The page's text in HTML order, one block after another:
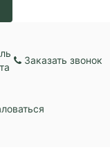
Заказать звонок